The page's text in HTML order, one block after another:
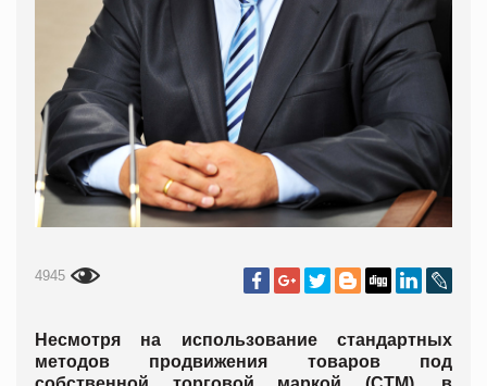
4945
Несмотря на использование стандартных
методов продвижения товаров под